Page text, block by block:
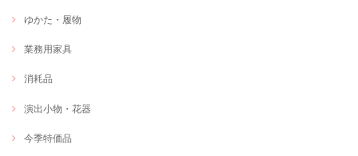
ゆかた・履物
業務用家具
消耗品
演出小物・花器
今季特価品